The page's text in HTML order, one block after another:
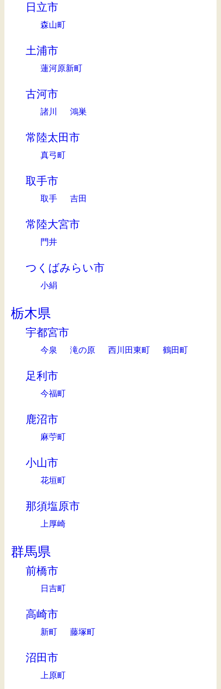
日立市
森山町
土浦市
蓮河原新町
古河市
諸川 鴻巣
常陸太田市
真弓町
取手市
取手 吉田
常陸大宮市
門井
つくばみらい市
小絹
栃木県
宇都宮市
今泉 滝の原 西川田東町 鶴田町
足利市
今福町
鹿沼市
麻苧町
小山市
花垣町
那須塩原市
上厚崎
群馬県
前橋市
日吉町
高崎市
新町 藤塚町
沼田市
上原町